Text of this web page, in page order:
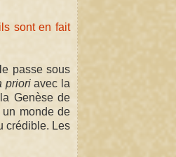
ils sont en fait
passe sous
prioriavec la
Genèse de
monde de
crédible. Les